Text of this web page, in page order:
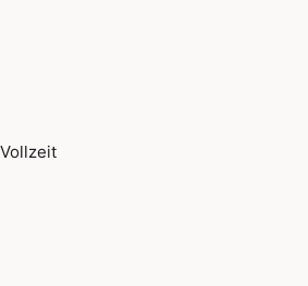
Vollzeit